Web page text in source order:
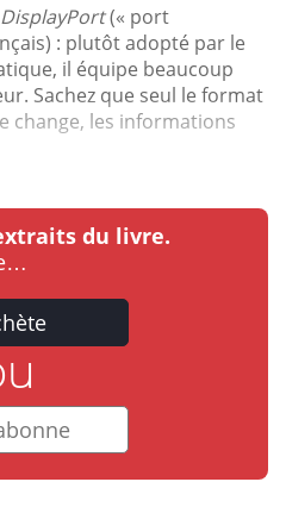
DisplayPort(« port
: plutôt adopté par le
il équipe beaucoup
Sachez que seul le format
change, les informations
du livre.